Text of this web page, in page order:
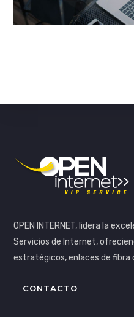
OPEN INTERNET, lidera la
Servicios de Internet,
estratégicos, enlaces de fibra
CONTACTO